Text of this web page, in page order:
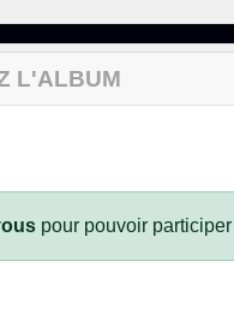
L'ALBUM
pour pouvoir